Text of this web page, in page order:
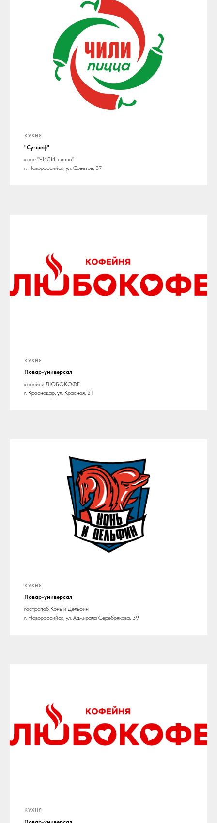
КУХНЯ
"Су-шеф"
кафе "ЧИЛИ-пицца"
г. Новороссийск, ул. Советов, 37
КУХНЯ
Повар-универсал
кофейня ЛЮБОКОФЕ
г. Краснодар, ул. Красная, 21
КУХНЯ
Повар-универсал
гастропаб Конь и Дельфин
г. Новороссийск, ул. Адмирала Серебрякова, 39
КУХНЯ